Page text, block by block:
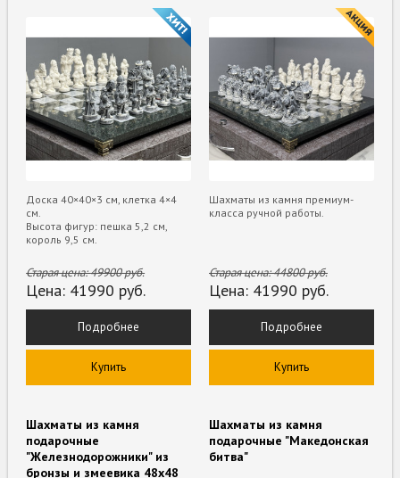
Доска 40×40×3 см, клетка 4×4
см.
Высота фигур: пешка 5,2 см,
король 9,5 см.
Старая цена:49900руб.
Цена: 41990 руб.
Подробнее
Купить
Шахматы из камня премиум-
класса ручной работы.
Старая цена:44800руб.
Цена: 41990 руб.
Подробнее
Купить
Шахматы из камня
подарочные
"Железнодорожники" из
бронзы и змеевика 48х48
Шахматы из камня
подарочные "Македонская
битва"